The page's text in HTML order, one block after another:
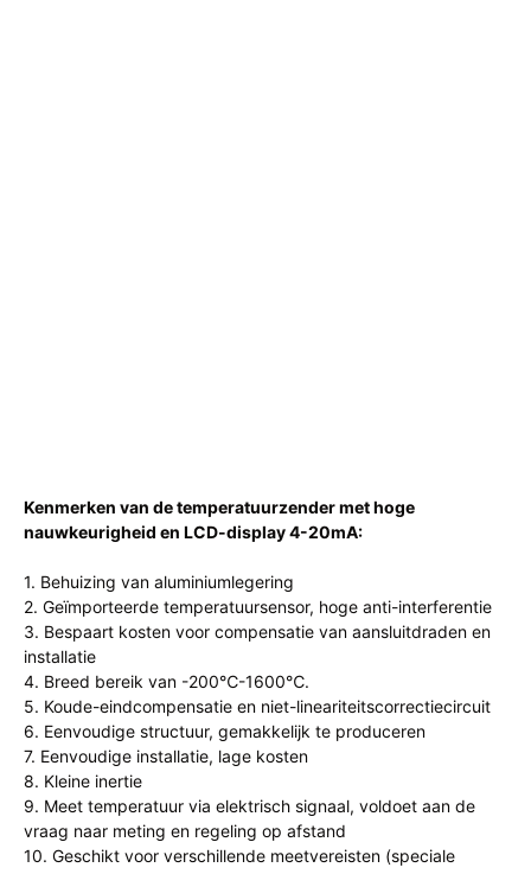
Kenmerken van de temperatuurzender met hoge
nauwkeurigheid en LCD-display 4-20mA:
1. Behuizing van aluminiumlegering
2. Geïmporteerde temperatuursensor, hoge anti-interferentie
3. Bespaart kosten voor compensatie van aansluitdraden en
installatie
4. Breed bereik van -200℃-1600℃.
5. Koude-eindcompensatie en niet-lineariteitscorrectiecircuit
6. Eenvoudige structuur, gemakkelijk te produceren
7. Eenvoudige installatie, lage kosten
8. Kleine inertie
9. Meet temperatuur via elektrisch signaal, voldoet aan de
vraag naar meting en regeling op afstand
10. Geschikt voor verschillende meetvereisten (speciale